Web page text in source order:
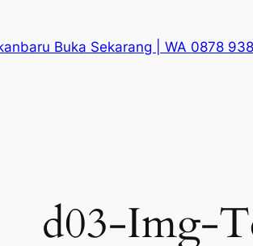
Buka Sekarang | WA 0878
d03-Img-